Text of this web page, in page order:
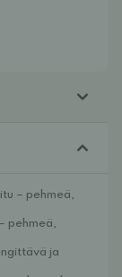
– pehmeä,
pehmeä,
ja